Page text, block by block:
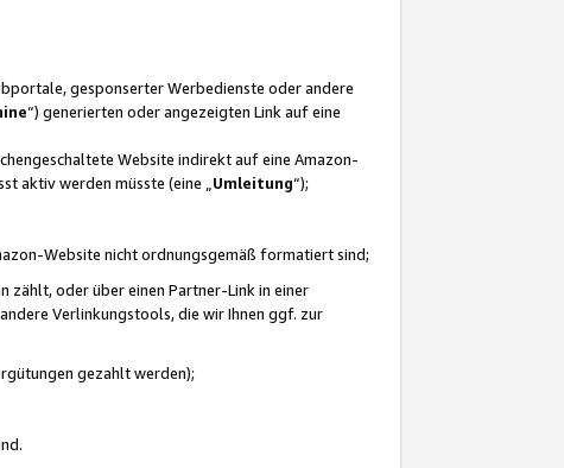
gesponserter Werbedienste oder andere
“) generierten oder angezeigten Link auf eine
Website indirekt auf eine Amazon-
aktiv werden müsste (eine „ Umleitung“);
Website nicht ordnungsgemäß formatiert sind;
zählt, oder über einen Partner-Link in einer
Verlinkungstools, die wir Ihnen ggf. zur
gezahlt werden);